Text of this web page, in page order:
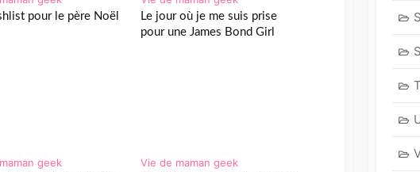
pour le père Noël
Le jour où je me suis prise
pour une James Bond Girl
geek Vie de maman geek